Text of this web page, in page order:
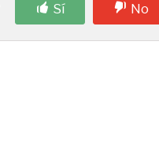
Sí No